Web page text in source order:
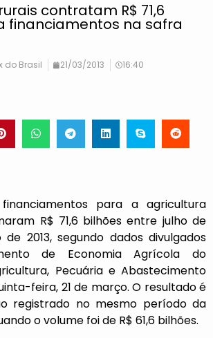
contratam R$ 71,6
financiamentos na safra
do Brasil 21/03/2013 16:40
para a agricultura
R$ 71,6 bilhões entre julho de
2013, segundo dados divulgados
de Economia Agrícola do
Pecuária e Abastecimento
feira, 21 de março. O resultado é
registrado no mesmo período da
o volume foi de R$ 61,6 bilhões.